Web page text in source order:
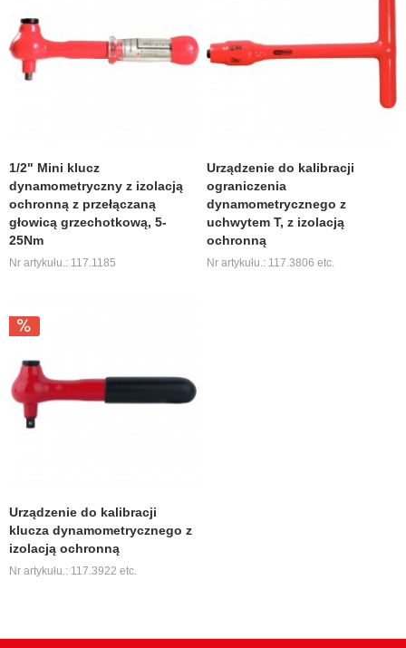
1/2" Mini klucz
dynamometryczny z izolacją
ochronną z przełączaną
głowicą grzechotkową, 5-
25Nm
Nr artykułu.: 117.1185
Urządzenie do kalibracji
ograniczenia
dynamometrycznego z
uchwytem T, z izolacją
ochronną
Nr artykułu.: 117.3806 etc.
Urządzenie do kalibracji
klucza dynamometrycznego z
izolacją ochronną
Nr artykułu.: 117.3922 etc.